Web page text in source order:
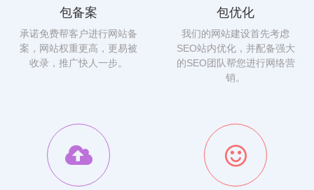
包备案
承诺免费帮客户进行网站备
案，网站权重更高，更易被
收录，推广快人一步。
包优化
我们的网站建设首先考虑
SEO站内优化，并配备强大
的SEO团队帮您进行网络营
销。